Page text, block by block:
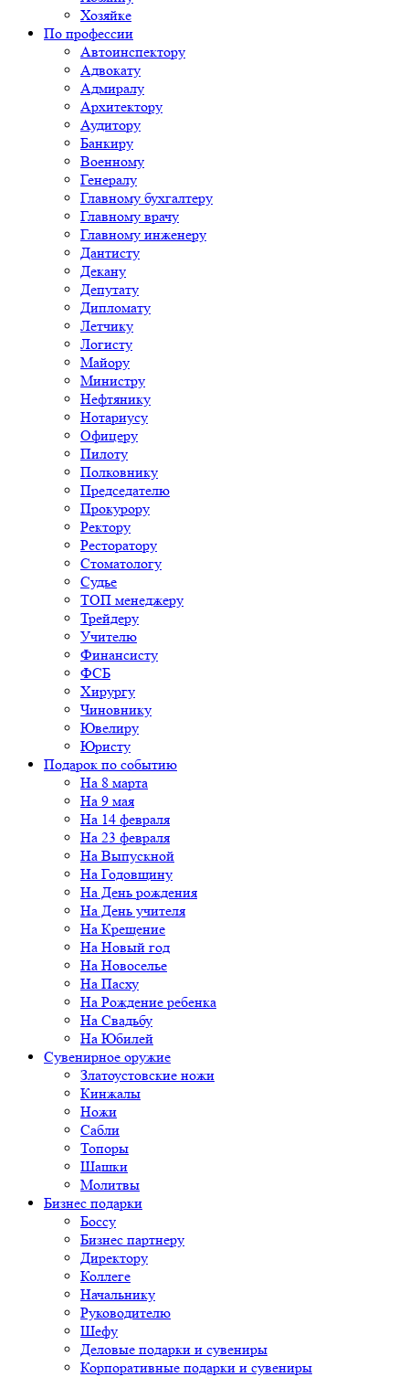
Хозяйке
По профессии
Автоинспектору
Адвокату
Адмиралу
Архитектору
Аудитору
Банкиру
Военному
Генералу
Главному бухгалтеру
Главному врачу
Главному инженеру
Дантисту
Декану
Депутату
Дипломату
Летчику
Логисту
Майору
Министру
Нефтянику
Нотариусу
Офицеру
Пилоту
Полковнику
Председателю
Прокурору
Ректору
Ресторатору
Стоматологу
Судье
ТОП менеджеру
Трейдеру
Учителю
Финансисту
ФСБ
Хирургу
Чиновнику
Ювелиру
Юристу
Подарок по событию
На 8 марта
На 9 мая
На 14 февраля
На 23 февраля
На Выпускной
На Годовщину
На День рождения
На День учителя
На Крещение
На Новый год
На Новоселье
На Пасху
На Рождение ребенка
На Свадьбу
На Юбилей
Сувенирное оружие
Златоустовские ножи
Кинжалы
Ножи
Сабли
Топоры
Шашки
Молитвы
Бизнес подарки
Боссу
Бизнес партнеру
Директору
Коллеге
Начальнику
Руководителю
Шефу
Деловые подарки и сувениры
Корпоративные подарки и сувениры